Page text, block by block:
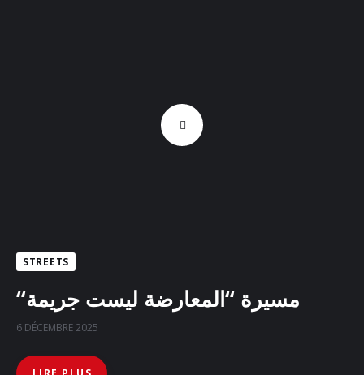
STREETS
“مسيرة “المعارضة ليست جريمة
6 DÉCEMBRE 2025